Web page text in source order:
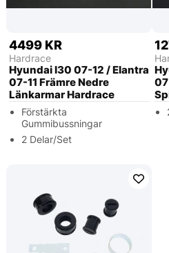
4499 KR
Hardrace
Hyundai I30 07-12 / Elantra
07-11 Främre Nedre
Länkarmar Hardrace
Förstärkta
Gummibussningar
2 Delar/Set